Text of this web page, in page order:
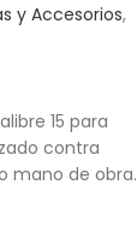
y Accesorios,
15 para
contra
mano de obra.